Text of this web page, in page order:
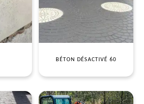
BÉTON DÉSACTIVÉ 60